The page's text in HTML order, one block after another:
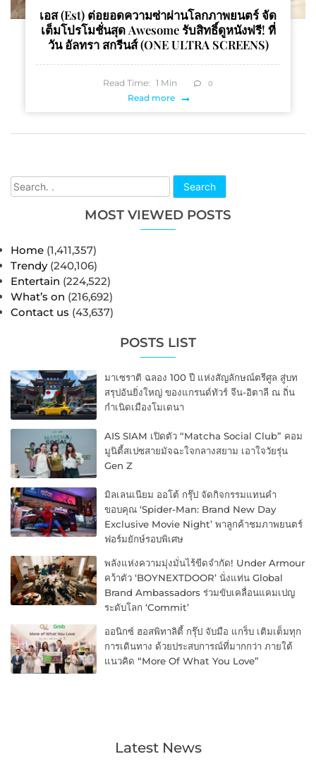
Search
MOST VIEWED POSTS
Home (1,411,357)
Trendy (240,106)
Entertain (224,522)
What’s on (216,692)
Contact us (43,637)
POSTS LIST
มาเซราติ ฉลอง 100 ปี แห่งสัญลักษณ์ตรีศูล สู่บท
สรุปอันยิ่งใหญ่ ของแกรนด์ทัวร์ จีน-อิตาลี ณ ถิ่น
กำเนิดเมืองโมเดนา
AIS SIAM เปิดตัว “Matcha Social Club” คอม
มูนิตี้สเปซสายมัจฉะใจกลางสยาม เอาใจวัยรุ่น
Gen Z
มิลเลนเนียม ออโต้ กรุ๊ป จัดกิจกรรมแทนคำ
ขอบคุณ ‘Spider-Man: Brand New Day
Exclusive Movie Night’ พาลูกค้าชมภาพยนตร์
ฟอร์มยักษ์รอบพิเศษ
พลังแห่งความมุ่งมั่นไร้ขีดจำกัด! Under Armour
คว้าตัว ‘BOYNEXTDOOR’ นั่งแท่น Global
Brand Ambassadors ร่วมขับเคลื่อนแคมเปญ
ระดับโลก ‘Commit’
ออนิกซ์ ฮอสพิทาลิตี้ กรุ๊ป จับมือ แกร็บ เติมเต็มทุก
การเดินทาง ด้วยประสบการณ์ที่มากกว่า ภายใต้
แนวคิด “More Of What You Love”
Latest News
เอส (est) ต่อยอดความซ่าผ่านโลกภาพยนตร์ จัด
เต็มโปรโมชั่นสุด Awesome รับสิทธิ์ดูหนังฟรี! ที่
วัน อัลทรา สกรีนส์ (ONE ULTRA SCREENS)
Read Time: 1 Min 0
Read more